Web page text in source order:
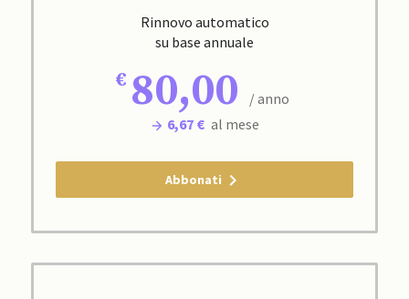
Rinnovo automatico
su base annuale
80,00
/ anno
6,67 € al mese
Abbonati